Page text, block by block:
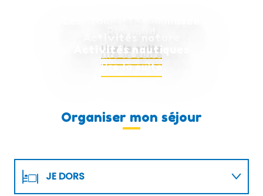
Lire la suite
Activités nature
Lire la suite
Activités nautiques
Lire la suite
Organiser mon séjour
JE DORS